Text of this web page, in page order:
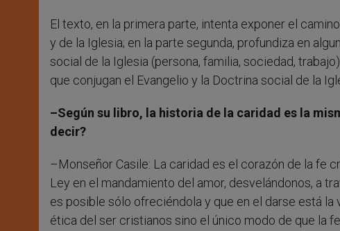
El texto, en la primera parte, intenta exponer el
y de la Iglesia; en la parte segunda, profundiza en
social de la Iglesia (persona, familia, sociedad,
que conjugan el Evangelio y la Doctrina social de la
–Según su libro, la historia de la caridad es la
decir?
–Monseñor Casile: La caridad es el corazón de la fe
Ley en el mandamiento del amor, desvelándonos, a
es posible sólo ofreciéndola y que en el darse está la
ética del ser cristianos sino el único modo de que la